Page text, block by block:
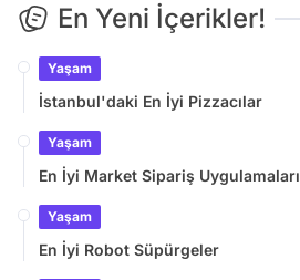
En Yeni İçerikler!
Yaşam
İstanbul'daki En İyi Pizzacılar
Yaşam
En İyi Market Sipariş Uygulamaları
Yaşam
En İyi Robot Süpürgeler